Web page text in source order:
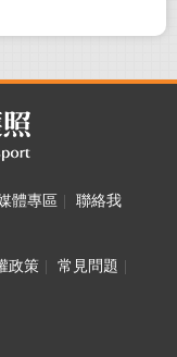
體專區
聯絡我
政策 常見問題